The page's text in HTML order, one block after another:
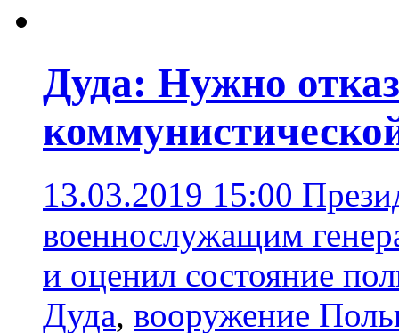
Дуда: Нужно
13.03.2019 15:00
военнослужащим
и оценил состояние
Дуда, вооружение